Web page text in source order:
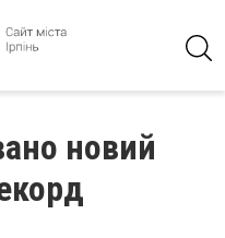
новий